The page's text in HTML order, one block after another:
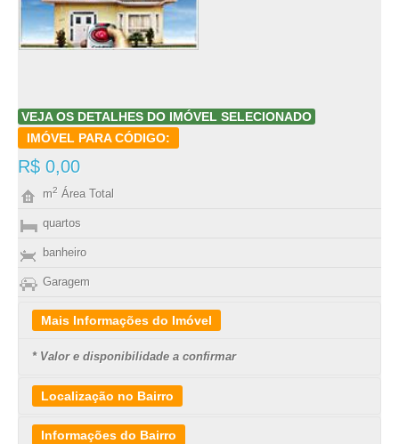
VEJA OS DETALHES DO IMÓVEL SELECIONADO
IMÓVEL PARA CÓDIGO:
R$ 0,00
m2 Área Total
quartos
banheiro
Garagem
Mais Informações do Imóvel
* Valor e disponibilidade a confirmar
Localização no Bairro
Informações do Bairro